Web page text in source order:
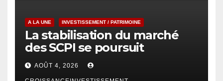
A LA UNE INVESTISSEMENT / PATRIMOINE
La stabilisation du marché
des SCPI se poursuit
AOÛT 4, 2026